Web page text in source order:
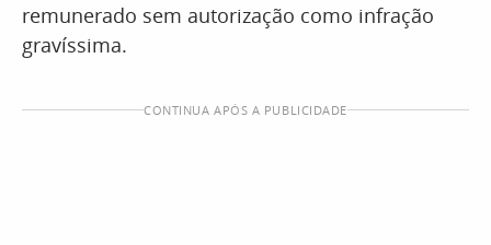
remunerado sem autorização como infração
gravíssima.
CONTINUA APÓS A PUBLICIDADE